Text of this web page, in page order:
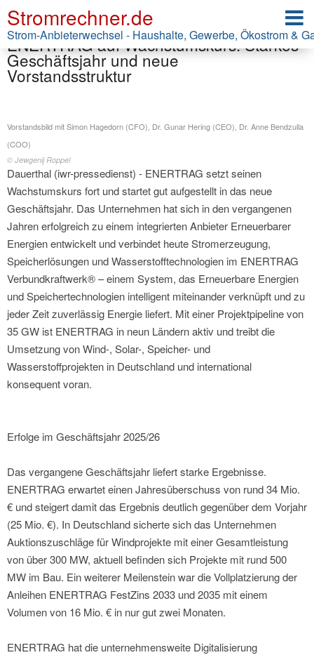
Stromrechner.de
Strom-Anbieterwechsel - Haushalte, Gewerbe, Ökostrom &
Pressemitteilung ENERTRAG SE
ENERTRAG auf Wachstumskurs: Starkes
Geschäftsjahr und neue
Vorstandsstruktur
Vorstandsbild mit Simon Hagedorn (CFO), Dr. Gunar Hering (CEO), Dr. Anne Bendzulla
(COO)
© Jewgenij Roppel
Dauerthal (iwr-pressedienst) - ENERTRAG setzt seinen
Wachstumskurs fort und startet gut aufgestellt in das neue
Geschäftsjahr. Das Unternehmen hat sich in den vergangenen
Jahren erfolgreich zu einem integrierten Anbieter Erneuerbarer
Energien entwickelt und verbindet heute Stromerzeugung,
Speicherlösungen und Wasserstofftechnologien im ENERTRAG
Verbundkraftwerk® – einem System, das Erneuerbare Energien
und Speichertechnologien intelligent miteinander verknüpft und zu
jeder Zeit zuverlässig Energie liefert. Mit einer Projektpipeline von
35 GW ist ENERTRAG in neun Ländern aktiv und treibt die
Umsetzung von Wind-, Solar-, Speicher- und
Wasserstoffprojekten in Deutschland und international
konsequent voran.
Erfolge im Geschäftsjahr 2025/26
Das vergangene Geschäftsjahr liefert starke Ergebnisse.
ENERTRAG erwartet einen Jahresüberschuss von rund 34 Mio.
€ und steigert damit das Ergebnis deutlich gegenüber dem Vorjahr
(25 Mio. €). In Deutschland sicherte sich das Unternehmen
Auktionszuschläge für Windprojekte mit einer Gesamtleistung
von über 300 MW, aktuell befinden sich Projekte mit rund 500
MW im Bau. Ein weiterer Meilenstein war die Vollplatzierung der
Anleihen ENERTRAG FestZins 2033 und 2035 mit einem
Volumen von 16 Mio. € in nur gut zwei Monaten.
ENERTRAG hat die unternehmensweite Digitalisierung